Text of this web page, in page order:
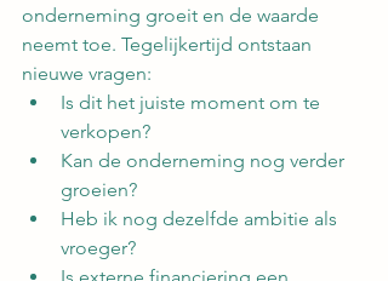
onderneming groeit en de waarde
neemt toe. Tegelijkertijd ontstaan
nieuwe vragen:
Is dit het juiste moment om te
verkopen?
Kan de onderneming nog verder
groeien?
Heb ik nog dezelfde ambitie als
vroeger?